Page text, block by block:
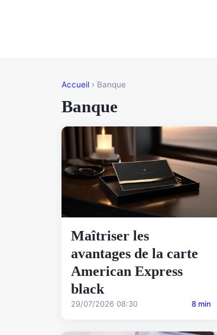
Accueil › Banque
Banque
Maîtriser les
avantages de la carte
American Express
black
29/07/2026 08:30 8 min